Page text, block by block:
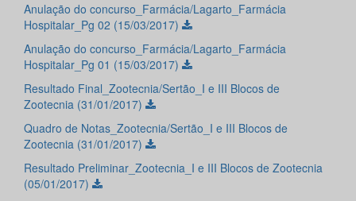
Anulação do concurso_Farmácia/Lagarto_Farmácia
Hospitalar_Pg 02 (15/03/2017)
Anulação do concurso_Farmácia/Lagarto_Farmácia
Hospitalar_Pg 01 (15/03/2017)
Resultado Final_Zootecnia/Sertão_I e III Blocos de
Zootecnia (31/01/2017)
Quadro de Notas_Zootecnia/Sertão_I e III Blocos de
Zootecnia (31/01/2017)
Resultado Preliminar_Zootecnia_I e III Blocos de Zootecnia
(05/01/2017)